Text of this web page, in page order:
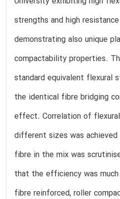
strengths and high
demonstrating also unique
compactability properties.
standard equivalent flexural
the identical fibre bridging
effect. Correlation of
different sizes was
fibre in the mix was
that the efficiency was
fibre reinforced, roller